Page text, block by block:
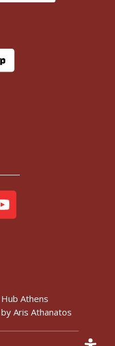
Athens
Aris Athanatos